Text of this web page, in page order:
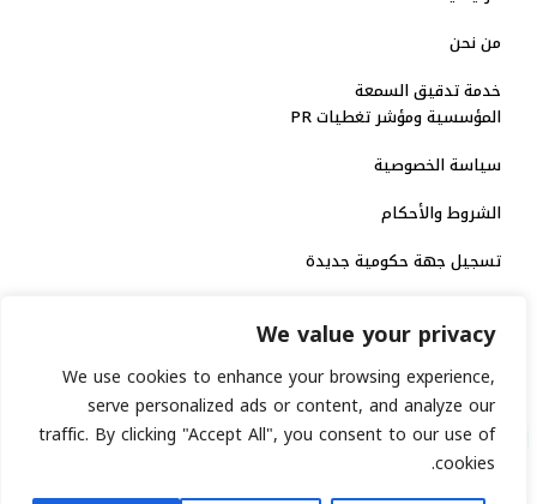
We value your privacy
We use cookies to enhance your browsing experience,
serve personalized ads or content, and analyze our
traffic. By clicking "Accept All", you consent to our use of
cookies.
من نحن
خدمة تدقيق السمعة
المؤسسية ومؤشر تغطيات PR
سياسة الخصوصية
الشروط والأحكام
تسجيل جهة حكومية جديدة
الاعتماد الرسمي
منصة إخبارية مرخصة
انشر خبرك